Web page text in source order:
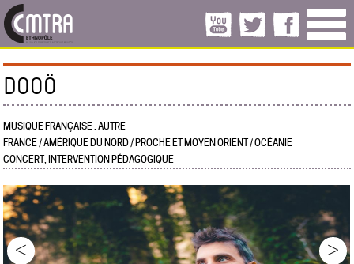
DOOÖ
MUSIQUE FRANÇAISE : AUTRE
FRANCE / AMÉRIQUE DU NORD / PROCHE ET MOYEN ORIENT / OCÉANIE
CONCERT, INTERVENTION PÉDAGOGIQUE
< >